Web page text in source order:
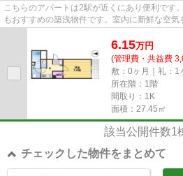
こちらのアパートは2駅が近くにあり便利です
もおすすめの築浅物件です。室内に新鮮な空
6.15万円
(管理費・共益費
敷：0ヶ月｜礼：1
所在階：1階
間取り：1K
面積：27.45㎡
該当公開件数1
チェックした物件をまとめて